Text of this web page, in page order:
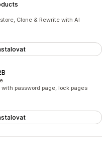
Clone & Rewrite with AI
password page, lock pages